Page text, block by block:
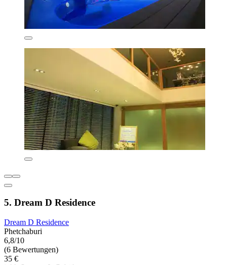
5. Dream D Residence
Dream D Residence
Phetchaburi
6,8/10
(6 Bewertungen)
35 €